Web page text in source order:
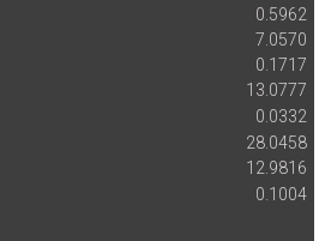
0.5962
7.0570
0.1717
13.0777
0.0332
28.0458
12.9816
0.1004